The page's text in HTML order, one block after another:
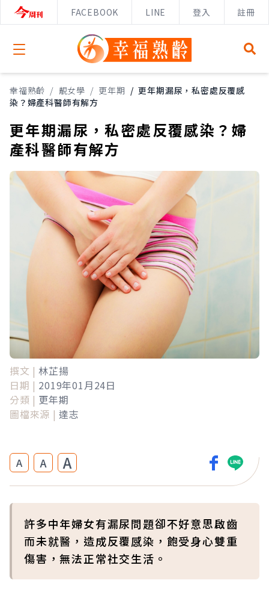
FACEBOOK LINE 登入 註冊
Open menu
幸福熟齡 / 靚女學 / 更年期 / 更年期漏尿，私密處反覆感
染？婦產科醫師有解方
更年期漏尿，私密處反覆感染？婦
產科醫師有解方
撰文 | 林芷揚
日期 | 2019年01月24日
分類 | 更年期
圖檔來源 | 達志
A A A
許多中年婦女有漏尿問題卻不好意思啟齒
而未就醫，造成反覆感染，飽受身心雙重
傷害，無法正常社交生活。